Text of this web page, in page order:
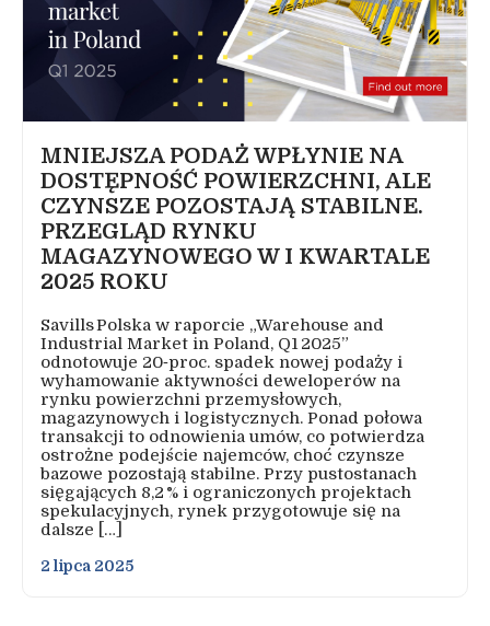
MNIEJSZA PODAŻ WPŁYNIE NA
DOSTĘPNOŚĆ POWIERZCHNI, ALE
CZYNSZE POZOSTAJĄ STABILNE.
PRZEGLĄD RYNKU
MAGAZYNOWEGO W I KWARTALE
2025 ROKU
Savills Polska w raporcie „Warehouse and
Industrial Market in Poland, Q1 2025”
odnotowuje 20‑proc. spadek nowej podaży i
wyhamowanie aktywności deweloperów na
rynku powierzchni przemysłowych,
magazynowych i logistycznych. Ponad połowa
transakcji to odnowienia umów, co potwierdza
ostrożne podejście najemców, choć czynsze
bazowe pozostają stabilne. Przy pustostanach
sięgających 8,2 % i ograniczonych projektach
spekulacyjnych, rynek przygotowuje się na
dalsze […]
2 lipca 2025